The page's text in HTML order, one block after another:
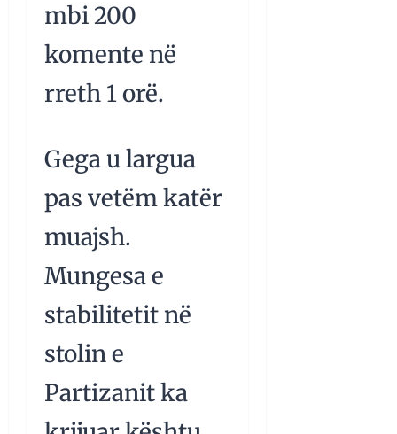
mbi 200
komente në
rreth 1 orë.
Gega u largua
pas vetëm katër
muajsh.
Mungesa e
stabilitetit në
stolin e
Partizanit ka